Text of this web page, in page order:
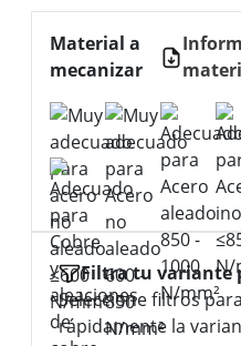
Material a
mecanizar
Filtra tu variante
Seleccione filtros
rápidamente la